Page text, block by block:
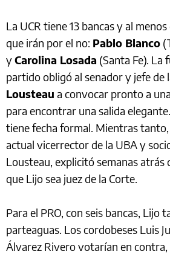
La UCR tiene 13 bancas y al
que irán por el no: Pablo Blanco
yCarolina Losada (Santa Fe). La
partido obligó al senador y jefe de
Lousteau a convocar pronto a
para encontrar una salida
tiene fecha formal. Mientras
actual vicerrector de la UBA y
Lousteau, explicitó semanas atrás
que Lijo sea juez de la Corte.
Para el PRO, con seis bancas, Lijo
parteaguas. Los cordobeses Luis
Álvarez Rivero votarían en